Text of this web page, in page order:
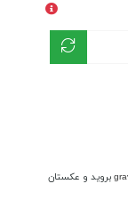
بروید و عکستان